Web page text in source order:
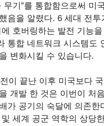
무기”를 통합함으로써 미
음을 알렸다. 6 세대 전투
호버링하는 발전 기능을
통합 네트워크 시스템도
변화시킬 수 있습니다.
이 끝난 이후 미국보다
개발 한 것은 이번이 처
가 공기의 숙달에 의존한
세계 공군 역학의 상당